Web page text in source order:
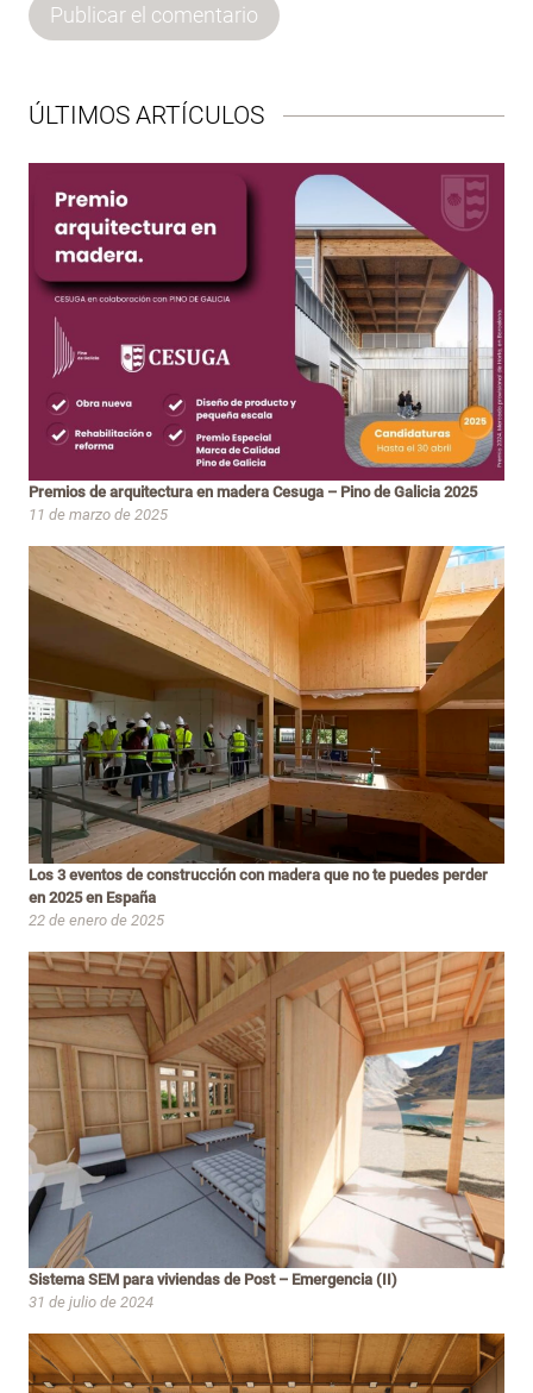
ÚLTIMOS ARTÍCULOS
Premios de arquitectura en madera Cesuga – Pino de Galicia 2025
11 de marzo de 2025
Los 3 eventos de construcción con madera que no te puedes perder
en 2025 en España
22 de enero de 2025
Sistema SEM para viviendas de Post – Emergencia (II)
31 de julio de 2024